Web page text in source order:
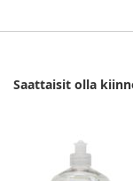
Saattaisit olla